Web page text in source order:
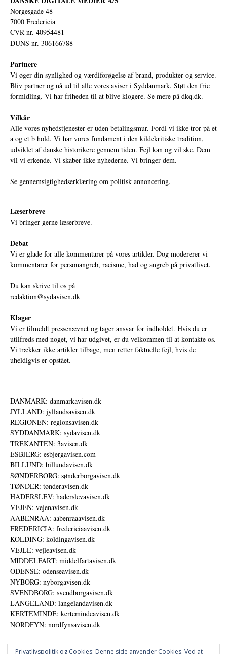
Norgesgade 48
7000 Fredericia
CVR nr. 40954481
DUNS nr. 306166788
Partnere
Vi øger din synlighed og værdiforøgelse af brand, produkter og service.
Bliv partner og nå ud til alle vores aviser i Syddanmark. Støt den frie
formidling. Vi har friheden til at blive klogere. Se mere på dkq.dk.
Vilkår
Alle vores nyhedstjenester er uden betalingsmur. Fordi vi ikke tror på et
a og et b hold. Vi har vores fundament i den kildekritiske tradition,
udviklet af danske historikere gennem tiden. Fejl kan og vil ske. Dem
vil vi erkende. Vi skaber ikke nyhederne. Vi bringer dem.
Se gennemsigtighedserklæring om politisk annoncering.
Læserbreve
Vi bringer gerne læserbreve.
Debat
Vi er glade for alle kommentarer på vores artikler. Dog modererer vi
kommentarer for personangreb, racisme, had og angreb på privatlivet.
Du kan skrive til os på
redaktion@sydavisen.dk
Klager
Vi er tilmeldt pressenævnet og tager ansvar for indholdet. Hvis du er
utilfreds med noget, vi har udgivet, er du velkommen til at kontakte os.
Vi trækker ikke artikler tilbage, men retter faktuelle fejl, hvis de
uheldigvis er opstået.
DANMARK: danmarkavisen.dk
JYLLAND: jyllandsavisen.dk
REGIONEN: regionsavisen.dk
SYDDANMARK: sydavisen.dk
TREKANTEN: 3avisen.dk
ESBJERG: esbjergavisen.com
BILLUND: billundavisen.dk
SØNDERBORG: sønderborgavisen.dk
TØNDER: tønderavisen.dk
HADERSLEV: haderslevavisen.dk
VEJEN: vejenavisen.dk
AABENRAA: aabenraaavisen.dk
FREDERICIA: fredericiaavisen.dk
KOLDING: koldingavisen.dk
VEJLE: vejleavisen.dk
MIDDELFART: middelfartavisen.dk
ODENSE: odenseavisen.dk
NYBORG: nyborgavisen.dk
SVENDBORG: svendborgavisen.dk
LANGELAND: langelandavisen.dk
KERTEMINDE: kertemindeavisen.dk
NORDFYN: nordfynsavisen.dk
Privatlivspolitik og Cookies: Denne side anvender Cookies. Ved at